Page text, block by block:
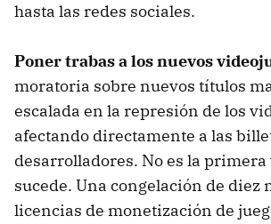
hasta las redes sociales.
Poner trabas a los nuevos
moratoria sobre nuevos títulos
escalada en la represión de los
afectando directamente a las
desarrolladores. No es la primera
sucede. Una congelación de diez
licencias de monetización de